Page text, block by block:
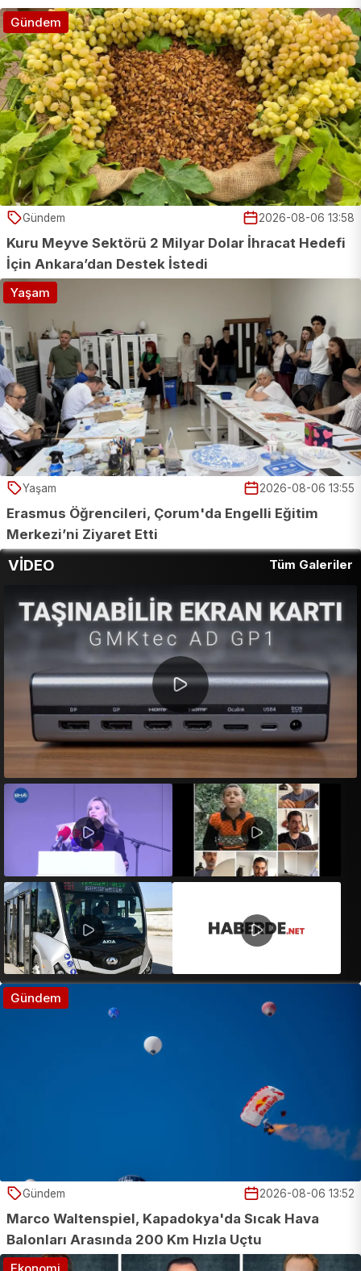
Gündem 2026-08-06 13:58
Kuru Meyve Sektörü 2 Milyar Dolar İhracat Hedefi
İçin Ankara’dan Destek İstedi
Gündem
Yaşam 2026-08-06 13:55
Erasmus Öğrencileri, Çorum'da Engelli Eğitim
Merkezi’ni Ziyaret Etti
Yaşam
VİDEO Tüm Galeriler
Gündem 2026-08-06 13:52
Marco Waltenspiel, Kapadokya'da Sıcak Hava
Balonları Arasında 200 Km Hızla Uçtu
Gündem